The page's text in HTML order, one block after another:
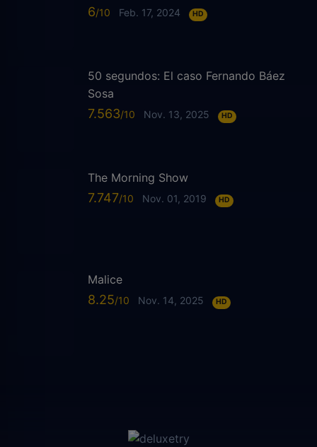
6 Feb. 17, 2024 HD
50 segundos: El caso Fernando Báez
Sosa
7.563 Nov. 13, 2025 HD
The Morning Show
7.747 Nov. 01, 2019 HD
Malice
8.25 Nov. 14, 2025 HD